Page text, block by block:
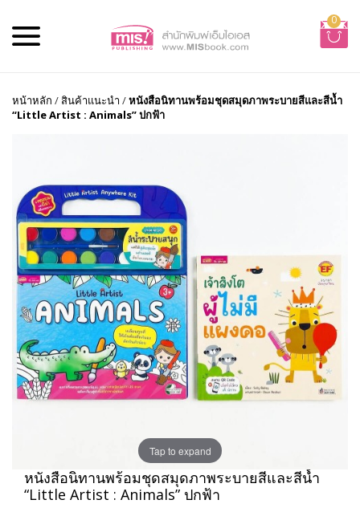
0
หน้าหลัก /สินค้าแนะนำ /หนังสือนิทานพร้อมชุดสมุดภาพระบายสีและสีน้ำ
“Little Artist : Animals” ปกฟ้า
Tap to expand
หนังสือนิทานพร้อมชุดสมุดภาพระบายสีและสีน้ำ
“Little Artist : Animals” ปกฟ้า